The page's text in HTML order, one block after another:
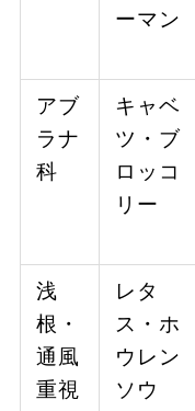
ーマン
アブ
ラナ
科
キャベ
ツ・ブ
ロッコ
リー
浅
根・
通風
重視
レタ
ス・ホ
ウレン
ソウ